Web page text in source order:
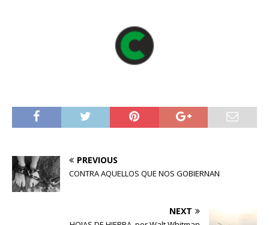
PREVIOUS
CONTRA AQUELLOS QUE NOS GOBIERNAN
NEXT